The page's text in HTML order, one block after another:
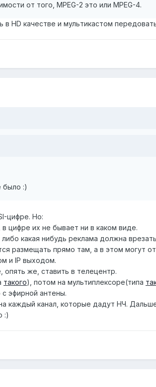
от того, MPEG-2 это или MPEG-4.
HD качестве и мультикастом
было :)
цифре. Но:
цифре их не бывает ни в каком виде.
какая нибудь реклама должна
размещать прямо там, а в этом могут
и IP выходом.
опять же, ставить в телецентр.
такого), потом на мультиплексоре(типа
эфирной антены.
каждый канал, которые дадут НЧ.
:)